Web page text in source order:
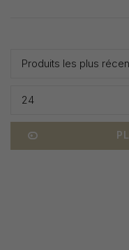
Produits les plus
24